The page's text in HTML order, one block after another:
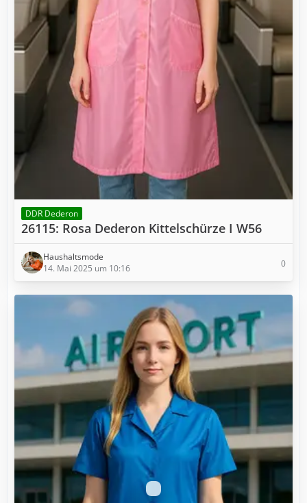
DDR Dederon
26115: Rosa Dederon Kittelschürze I W56
Haushaltsmode
14. Mai 2025 um 10:16
0